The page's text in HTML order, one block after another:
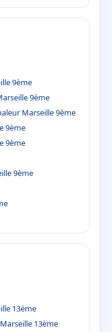
9ème
9ème
Marseille 9ème
9ème
9ème
9ème
13ème
13ème